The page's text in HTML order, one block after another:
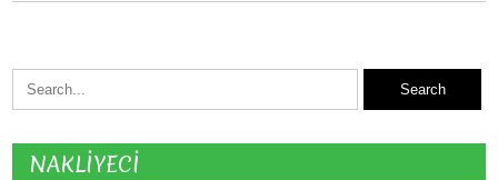
NAKLİYECİ